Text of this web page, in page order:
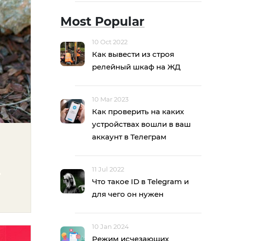
Most Popular
10 Oct 2022
Как вывести из строя
релейный шкаф на ЖД
10 Mar 2023
Как проверить на каких
устройствах вошли в ваш
аккаунт в Телеграм
11 Jul 2022
Что такое ID в Telegram и
для чего он нужен
10 Jan 2024
Режим исчезающих